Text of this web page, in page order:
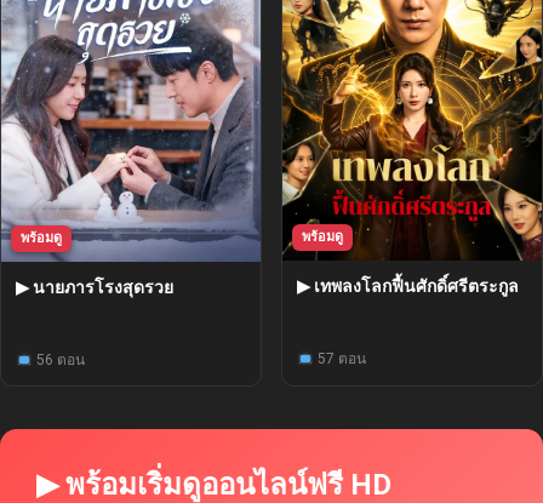
พร้อมดู
▶ นายภารโรงสุดรวย
56 ตอน
พร้อมดู
▶ เทพลงโลกฟื้นศักดิ์ศรีตระกูล
57 ตอน
▶ พร้อมเริ่มดูออนไลน์ฟรี HD